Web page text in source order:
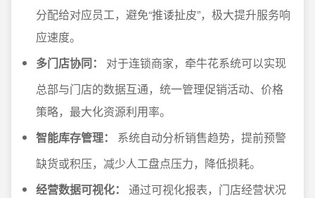
分配给对应员工，避免“推诿扯皮”，极大提升服务响
应速度。
多门店协同：
对于连锁商家，牵牛花系统可以实现
总部与门店的数据互通，统一管理促销活动、价格
策略，最大化资源利用率。
智能库存管理：
系统自动分析销售趋势，提前预警
缺货或积压，减少人工盘点压力，降低损耗。
经营数据可视化：
通过可视化报表，门店经营状况